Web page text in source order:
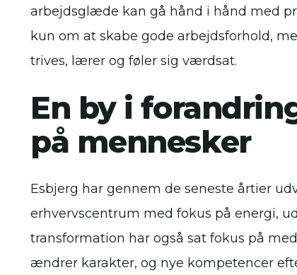
arbejdsglæde kan gå hånd i hånd med
kun om at skabe gode arbejdsforhold,
trives, lærer og føler sig værdsat.
En by i
på mennesker
Esbjerg har gennem de seneste årtier
erhvervscentrum med fokus på energi,
transformation har også sat fokus på
ændrer karakter, og nye kompetencer